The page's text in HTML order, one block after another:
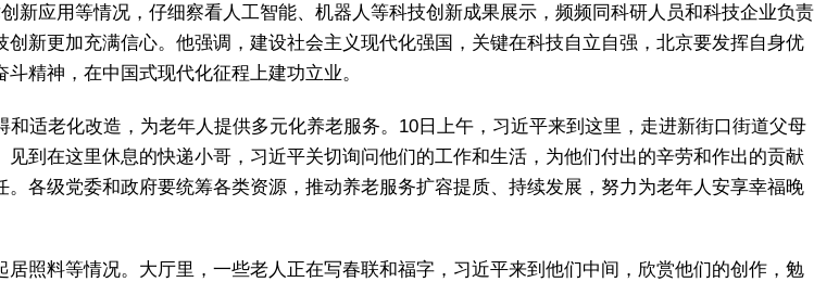
新应用等情况，仔细察看人工智能、机器人等科技创新成果展示，频频同科研人员和科技企业负责
新更加充满信心。他强调，建设社会主义现代化强国，关键在科技自立自强，北京要发挥自身优
精神，在中国式现代化征程上建功立业。
适老化改造，为老年人提供多元化养老服务。10日上午，习近平来到这里，走进新街口街道父母
到在这里休息的快递小哥，习近平关切询问他们的工作和生活，为他们付出的辛劳和作出的贡献
各级党委和政府要统筹各类资源，推动养老服务扩容提质、持续发展，努力为老年人安享幸福晚
照料等情况。大厅里，一些老人正在写春联和福字，习近平来到他们中间，欣赏他们的创作，勉